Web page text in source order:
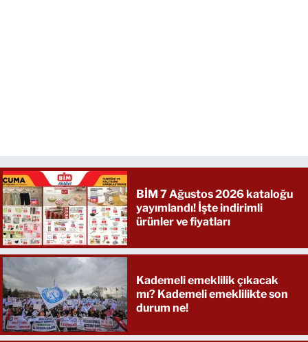
BİM 7 Ağustos 2026 kataloğu
yayımlandı! İşte indirimli
ürünler ve fiyatları
Kademeli emeklilik çıkacak
mı? Kademeli emeklilikte son
durum ne!